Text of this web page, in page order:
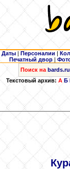
Даты | Персоналии |
Печатный двор |
Поиск на
Текстовый архив: А Б